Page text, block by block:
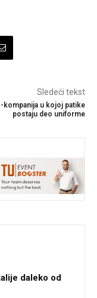
Sledeći tekst
kompanija u kojoj patike
postaju deo uniforme
daleko od